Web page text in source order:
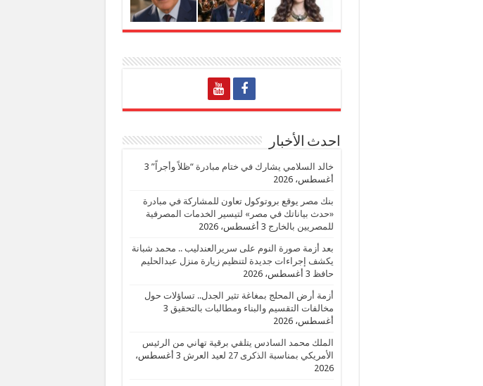
احدث الأخبار
خالد السلامي يشارك في ختام مبادرة “ظلاً وأجراً” 3
أغسطس، 2026
بنك مصر يوقع بروتوكول تعاون للمشاركة في مبادرة
«حدث بياناتك في مصر» لتيسير الخدمات المصرفية
للمصريين بالخارج 3 أغسطس، 2026
بعد أزمة صورة النوم على سريرالعندليب .. محمد شبانة
يكشف إجراءات جديدة لتنظيم زيارة منزل عبدالحليم
حافظ 3 أغسطس، 2026
أزمة أرض المحلج بمغاغة تثير الجدل.. تساؤلات حول
مخالفات التقسيم والبناء ومطالبات بالتحقيق 3
أغسطس، 2026
الملك محمد السادس يتلقي برقية تهاني من الرئيس
الأمريكي بمناسبة الذكرى 27 لعيد العرش
3 أغسطس،
2026